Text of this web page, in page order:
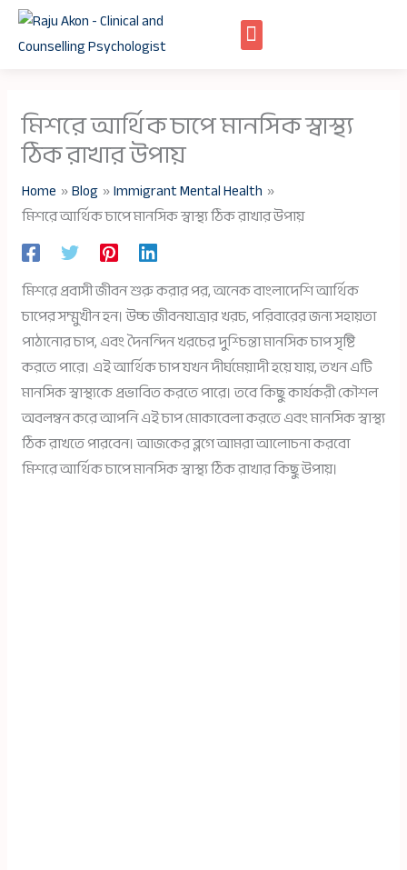
Skip
মিশরে আর্থিক চাপে মানসিক স্বাস্থ্য
ঠিক রাখার উপায়
Home Blog
Immigrant Mental Health
মিশরে আর্থিক চাপে মানসিক স্বাস্থ্য ঠিক রাখার উপায়
মিশরে প্রবাসী জীবন শুরু করার পর, অনেক বাংলাদেশি আর্থিক
চাপের সম্মুখীন হন। উচ্চ জীবনযাত্রার খরচ, পরিবারের জন্য সহায়তা
পাঠানোর চাপ, এবং দৈনন্দিন খরচের দুশ্চিন্তা মানসিক চাপ সৃষ্টি
করতে পারে। এই আর্থিক চাপ যখন দীর্ঘমেয়াদী হয়ে যায়, তখন এটি
মানসিক স্বাস্থ্যকে প্রভাবিত করতে পারে। তবে কিছু কার্যকরী কৌশল
অবলম্বন করে আপনি এই চাপ মোকাবেলা করতে এবং মানসিক স্বাস্থ্য
ঠিক রাখতে পারবেন। আজকের ব্লগে আমরা আলোচনা করবো
মিশরে আর্থিক চাপে মানসিক স্বাস্থ্য ঠিক রাখার কিছু উপায়।